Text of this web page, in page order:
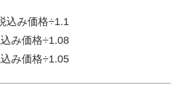
込み価格÷1.1
み価格÷1.08
み価格÷1.05